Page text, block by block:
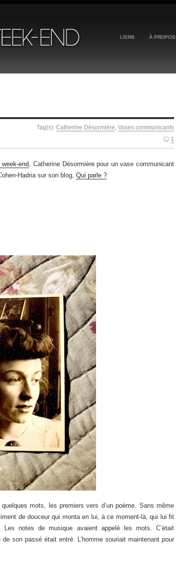
LIENS À PROPOS
Tag(s): Catherine Désormière, Vases communicants
1
end , Catherine Désormière pour un vase communicant
Hadria sur son blog, Qui parle ?
mots, les premiers vers d’un poème. Sans même
de douceur qui monta en lui, à ce moment-là, qui lui fit
notes de musique avaient appelé les mots. C’était
son passé était entré. L’homme souriait maintenant pour